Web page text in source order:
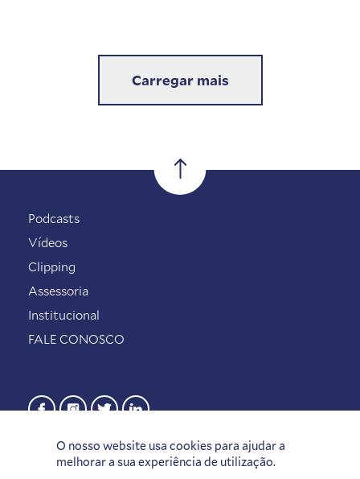
Carregar mais
O nosso website usa cookies para ajudar a
melhorar a sua experiência de utilização.
Podcasts
Vídeos
Clipping
Assessoria
Institucional
FALE CONOSCO